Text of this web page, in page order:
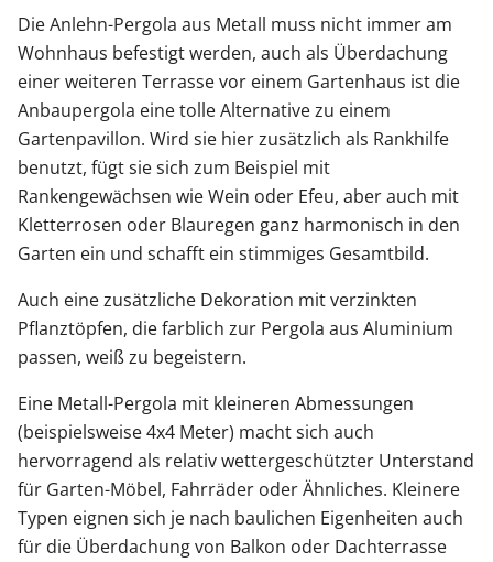
Die Anlehn-Pergola aus Metall muss nicht immer am
Wohnhaus befestigt werden, auch als Überdachung
einer weiteren Terrasse vor einem Gartenhaus ist die
Anbaupergola eine tolle Alternative zu einem
Gartenpavillon. Wird sie hier zusätzlich als Rankhilfe
benutzt, fügt sie sich zum Beispiel mit
Rankengewächsen wie Wein oder Efeu, aber auch mit
Kletterrosen oder Blauregen ganz harmonisch in den
Garten ein und schafft ein stimmiges Gesamtbild.
Auch eine zusätzliche Dekoration mit verzinkten
Pflanztöpfen, die farblich zur Pergola aus Aluminium
passen, weiß zu begeistern.
Eine Metall-Pergola mit kleineren Abmessungen
(beispielsweise 4x4 Meter) macht sich auch
hervorragend als relativ wettergeschützter Unterstand
für Garten-Möbel, Fahrräder oder Ähnliches. Kleinere
Typen eignen sich je nach baulichen Eigenheiten auch
für die Überdachung von Balkon oder Dachterrasse